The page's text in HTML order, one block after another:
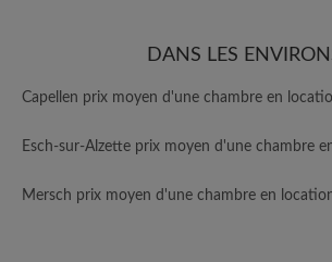
DANS LES
Capellen prix moyen d'une chambre en
Esch-sur-Alzette prix moyen d'une chambre
Mersch prix moyen d'une chambre en